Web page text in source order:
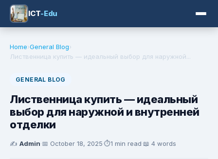
ICT-Edu
Home›General Blog›
Лиственница купить — идеальный выбор для наружной...
GENERAL BLOG
Лиственница купить — идеальный
выбор для наружной и внутренней
отделки
✍️ Admin·📅 October 18, 2025·⏱️1 min read·📖 4 words